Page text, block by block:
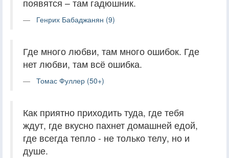
появятся – там гадюшник.
Генрих Бабаджанян (9)
Где много любви, там много ошибок. Где
нет любви, там всё ошибка.
Томас Фуллер (50+)
Как приятно приходить туда, где тебя
ждут, где вкусно пахнет домашней едой,
где всегда тепло - не только телу, но и
душе.